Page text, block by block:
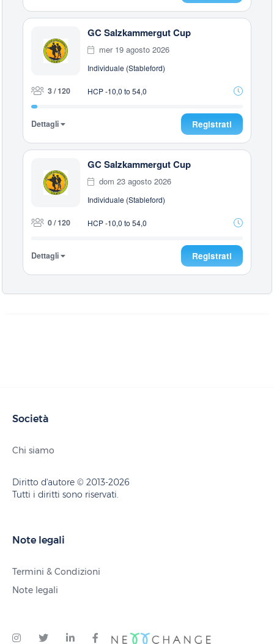
GC Salzkammergut Cup
mer 19 agosto 2026
Individuale (Stableford)
3 / 120 HCP -10,0 to 54,0
Dettagli Registrati
GC Salzkammergut Cup
dom 23 agosto 2026
Individuale (Stableford)
0 / 120 HCP -10,0 to 54,0
Dettagli Registrati
Società
Chi siamo
Diritto d'autore © 2013-2026
Tutti i diritti sono riservati.
Note legali
Termini & Condizioni
Note legali